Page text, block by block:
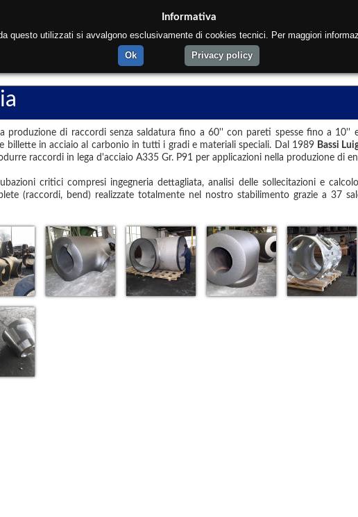
Chi siamo Materiali
produzione di raccordi senza saldatura fino a 60'' con pareti spesse fino a 10''
billette in acciaio al carbonio in tutti i gradi e materiali speciali. Dal 1989 Bassi
raccordi in lega d'acciaio A335 Gr. P91 per applicazioni nella produzione di
critici compresi ingegneria dettagliata, analisi delle sollecitazioni e
(raccordi, bend) realizzate totalmente nel nostro stabilimento grazie a 37
Informativa
questo utilizzati si avvalgono esclusivamente di cookies tecnici. Per maggiori
Ok
Privacy policy